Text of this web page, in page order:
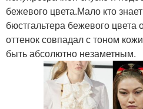
бежевого цвета.Мало кто
бюстгальтера бежевого цвета
оттенок совпадал с тоном
быть абсолютно незаметным.